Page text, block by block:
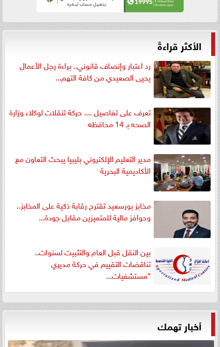
الأكثر قراءةً
رد اعتبار وإنصاف قانوني.. براءة رجل الأعمال
يحيى الصعيدي من كافة التهم...
تعرف على تفاصيل .... حركة تنقلات لوكلاء وزارة
الصحه بـ 14 محافظه
مدير التعليم الإلكتروني بليبيا يبحث التعاون مع
الأكاديمية البحرية
مخابز بورسعيد تقترح رقابة ذكية على المخابز..
وحوافز مالية للمتميزين مقابل جودة...
بين النقل قبل العام والتثبيت لسنوات..
تناقضات التقييم في حركة مديري
”مستشفيات...
أخبار تهمك